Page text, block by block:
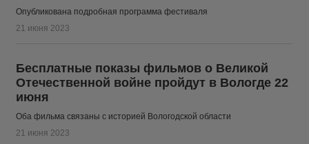
Опубликована подробная программа фестиваля
21 июня 2023
Бесплатные показы фильмов о Великой
Отечественной войне пройдут в Вологде 22
июня
Оба фильма связаны с историей Вологодской области
21 июня 2023